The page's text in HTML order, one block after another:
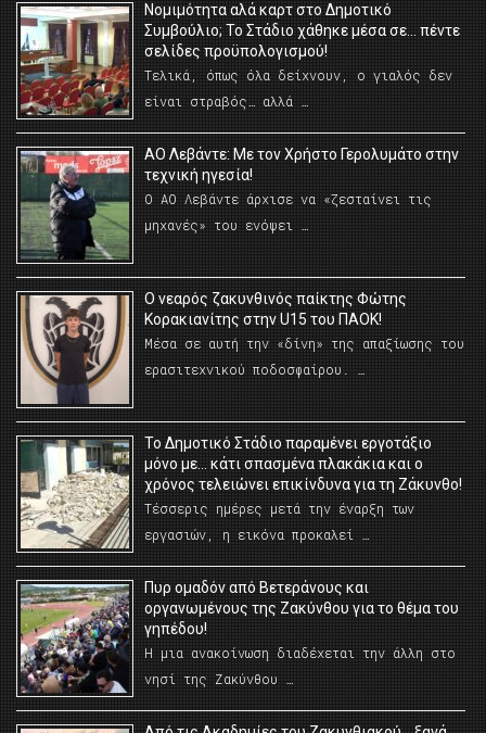
Νομιμότητα αλά καρτ στο Δημοτικό
Συμβούλιο; Το Στάδιο χάθηκε μέσα σε… πέντε
σελίδες προϋπολογισμού!
Τελικά, όπως όλα δείχνουν, ο γιαλός δεν
είναι στραβός… αλλά …
ΑΟ Λεβάντε: Με τον Χρήστο Γερολυμάτο στην
τεχνική ηγεσία!
Ο ΑΟ Λεβάντε άρχισε να «ζεσταίνει τις
μηχανές» του ενόψει …
O νεαρός ζακυνθινός παίκτης Φώτης
Κορακιανίτης στην U15 του ΠΑΟΚ!
Μέσα σε αυτή την «δίνη» της απαξίωσης του
ερασιτεχνικού ποδοσφαίρου. …
Το Δημοτικό Στάδιο παραμένει εργοτάξιο
μόνο με… κάτι σπασμένα πλακάκια και ο
χρόνος τελειώνει επικίνδυνα για τη Ζάκυνθο!
Τέσσερις ημέρες μετά την έναρξη των
εργασιών, η εικόνα προκαλεί …
Πυρ ομαδόν από Βετεράνους και
οργανωμένους της Ζακύνθου για το θέμα του
γηπέδου!
Η μια ανακοίνωση διαδέχεται την άλλη στο
νησί της Ζακύνθου …